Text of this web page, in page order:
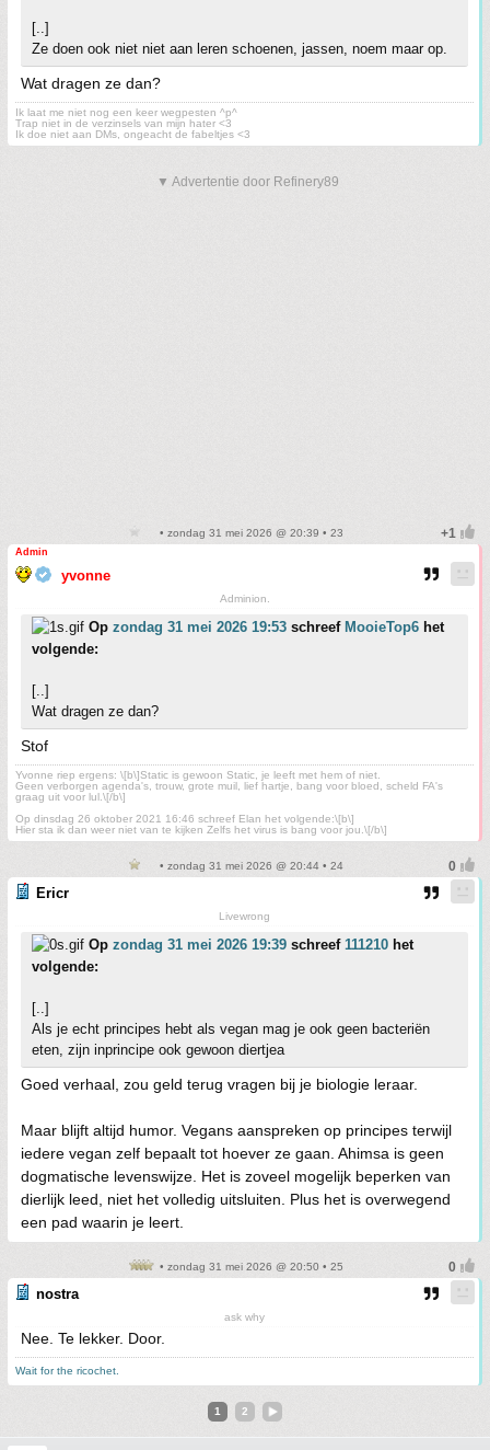
[..]
Ze doen ook niet niet aan leren schoenen, jassen, noem maar op.
Wat dragen ze dan?
Ik laat me niet nog een keer wegpesten ^p^
Trap niet in de verzinsels van mijn hater <3
Ik doe niet aan DMs, ongeacht de fabeltjes <3
▼ Advertentie door Refinery89
• zondag 31 mei 2026 @ 20:39 • 23
Admin
yvonne
Adminion.
Op zondag 31 mei 2026 19:53 schreef MooieTop6 het
volgende:
[..]
Wat dragen ze dan?
Stof
Yvonne riep ergens: \[b\]Static is gewoon Static, je leeft met hem of niet.
Geen verborgen agenda's, trouw, grote muil, lief hartje, bang voor bloed, scheld FA's
graag uit voor lul.\[/b\]
Op dinsdag 26 oktober 2021 16:46 schreef Elan het volgende:\[b\]
Hier sta ik dan weer niet van te kijken Zelfs het virus is bang voor jou.\[/b\]
• zondag 31 mei 2026 @ 20:44 • 24
Ericr
Livewrong
Op zondag 31 mei 2026 19:39 schreef 111210 het
volgende:
[..]
Als je echt principes hebt als vegan mag je ook geen bacteriën
eten, zijn inprincipe ook gewoon diertjea
Goed verhaal, zou geld terug vragen bij je biologie leraar.
Maar blijft altijd humor. Vegans aanspreken op principes terwijl
iedere vegan zelf bepaalt tot hoever ze gaan. Ahimsa is geen
dogmatische levenswijze. Het is zoveel mogelijk beperken van
dierlijk leed, niet het volledig uitsluiten. Plus het is overwegend
een pad waarin je leert.
• zondag 31 mei 2026 @ 20:50 • 25
nostra
ask why
Nee. Te lekker. Door.
Wait for the ricochet.
1 2